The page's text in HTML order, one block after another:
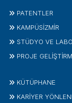
PATENTLER
KAMPÜSİZMIR
STÜDYO VE
PROJE
KÜTÜPHANE
KARİYER